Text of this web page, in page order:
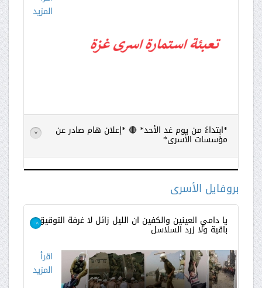
المزيد
*ابتداءً من يوم غد الأحد* 🔴 *إعلان هام صادر عن
مؤسسات الأسرى* >
اقرأ
بروفايل الأسرى
يا دامي العينين والكفين ان الليل زائل لا غرفة التوقيق
باقية ولا زرد السلاسل >
اقرأ
المزيد